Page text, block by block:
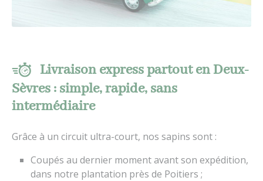
Livraison express partout en Deux-
Sèvres : simple, rapide, sans
intermédiaire
Grâce à un circuit ultra-court, nos sapins sont :
Coupés au dernier moment avant son expédition,
dans notre plantation près de Poitiers ;